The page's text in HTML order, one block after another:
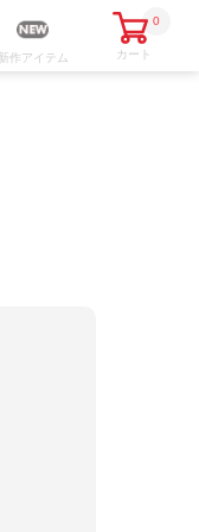
新作アイテム
0
カート